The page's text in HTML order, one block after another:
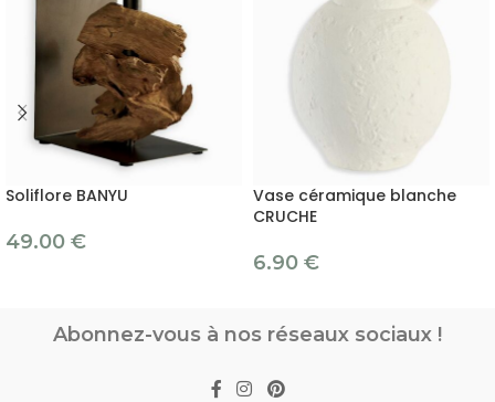
Soliflore BANYU
49.00 €
Vase céramique blanche
CRUCHE
6.90 €
Abonnez-vous à nos réseaux sociaux !